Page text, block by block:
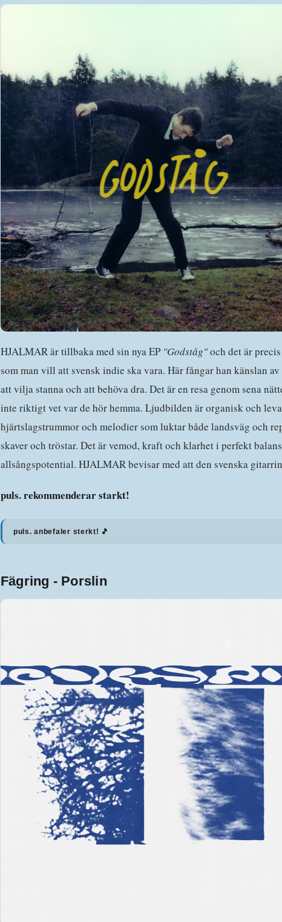
HJALMAR är tillbaka med sin nya EP "Godståg"och det är
som man vill att svensk indie ska vara. Här fångar han känslan
att vilja stanna och att behöva dra. Det är en resa genom sena
inte riktigt vet var de hör hemma. Ljudbilden är organisk och
hjärtslagstrummor och melodier som luktar både landsväg och
skaver och tröstar. Det är vemod, kraft och klarhet i perfekt
allsångspotential. HJALMAR bevisar med att den svenska
puls. rekommenderar starkt!
puls. anbefaler sterkt! 🎵
Fägring - Porslin